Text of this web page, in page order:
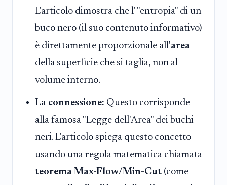
L'articolo dimostra che l' "entropia" di un
buco nero (il suo contenuto informativo)
è direttamente proporzionale all'area
della superficie che si taglia, non al
volume interno.
La connessione: Questo corrisponde
alla famosa "Legge dell'Area" dei buchi
neri. L'articolo spiega questo concetto
usando una regola matematica chiamata
teorema Max-Flow/Min-Cut (come